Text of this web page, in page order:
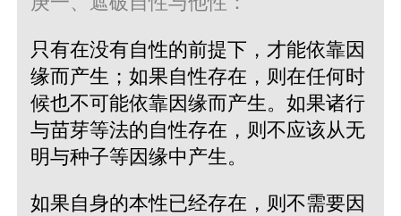
只有在没有自性的前提下，才能依靠因
缘而产生；如果自性存在，则在任何时
候也不可能依靠因缘而产生。如果诸行
与苗芽等法的自性存在，则不应该从无
明与种子等因缘中产生。
如果自身的本性已经存在，则不需要因